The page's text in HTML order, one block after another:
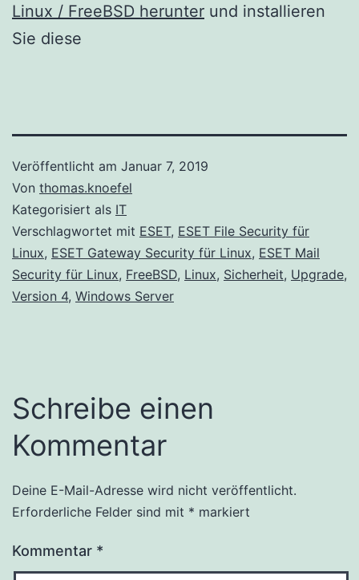
Linux / FreeBSD herunter und installieren
Sie diese
Veröffentlicht am Januar 7, 2019
Von thomas.knoefel
Kategorisiert als IT
Verschlagwortet mit ESET, ESET File Security für
Linux, ESET Gateway Security für Linux, ESET Mail
Security für Linux, FreeBSD, Linux, Sicherheit, Upgrade,
Version 4, Windows Server
Schreibe einen
Kommentar
Deine E-Mail-Adresse wird nicht veröffentlicht.
Erforderliche Felder sind mit * markiert
Kommentar *
Alternative: